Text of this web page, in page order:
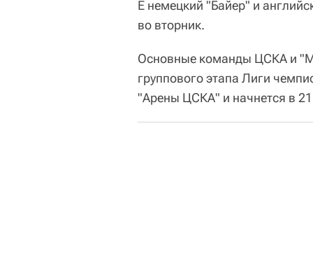
E немецкий "Байер" и
во вторник.
Основные команды ЦСКА и
группового этапа Лиги
"Арены ЦСКА" и начнется в